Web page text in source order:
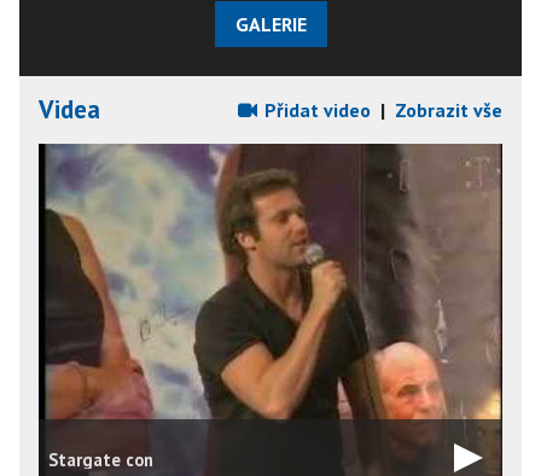
GALERIE
Videa Přidat video | Zobrazit vše
Stargate con